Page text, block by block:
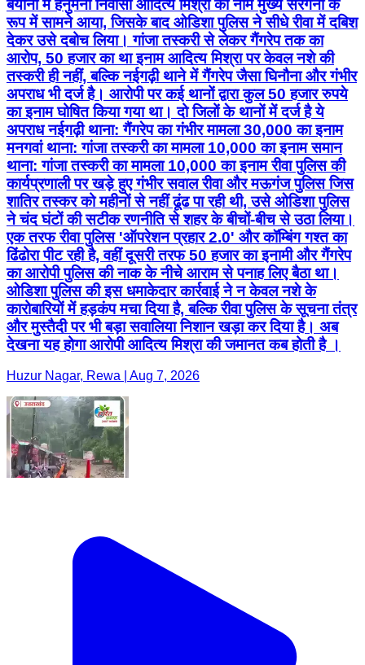
बयानों में हनुमना निवासी आदित्य मिश्रा का नाम मुख्य सरगना के
रूप में सामने आया, जिसके बाद ओडिशा पुलिस ने सीधे रीवा में दबिश
देकर उसे दबोच लिया। गांजा तस्करी से लेकर गैंगरेप तक का
आरोप, 50 हजार का था इनाम आदित्य मिश्रा पर केवल नशे की
तस्करी ही नहीं, बल्कि नईगढ़ी थाने में गैंगरेप जैसा घिनौना और गंभीर
अपराध भी दर्ज है। आरोपी पर कई थानों द्वारा कुल 50 हजार रुपये
का इनाम घोषित किया गया था। दो जिलों के थानों में दर्ज है ये
अपराध नईगढ़ी थाना: गैंगरेप का गंभीर मामला 30,000 का इनाम
मनगवां थाना: गांजा तस्करी का मामला 10,000 का इनाम समान
थाना: गांजा तस्करी का मामला 10,000 का इनाम रीवा पुलिस की
कार्यप्रणाली पर खड़े हुए गंभीर सवाल रीवा और मऊगंज पुलिस जिस
शातिर तस्कर को महीनों से नहीं ढूंढ पा रही थी, उसे ओडिशा पुलिस
ने चंद घंटों की सटीक रणनीति से शहर के बीचों-बीच से उठा लिया।
एक तरफ रीवा पुलिस 'ऑपरेशन प्रहार 2.0' और कॉम्बिंग गश्त का
ढिंढोरा पीट रही है, वहीं दूसरी तरफ 50 हजार का इनामी और गैंगरेप
का आरोपी पुलिस की नाक के नीचे आराम से पनाह लिए बैठा था।
ओडिशा पुलिस की इस धमाकेदार कार्रवाई ने न केवल नशे के
कारोबारियों में हड़कंप मचा दिया है, बल्कि रीवा पुलिस के सूचना तंत्र
और मुस्तैदी पर भी बड़ा सवालिया निशान खड़ा कर दिया है। अब
देखना यह होगा आरोपी आदित्य मिश्रा की जमानत कब होती है ।
Huzur Nagar, Rewa | Aug 7, 2026